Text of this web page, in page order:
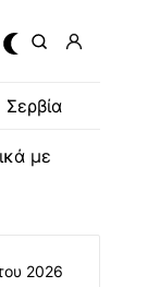
Σερβία
με
2026